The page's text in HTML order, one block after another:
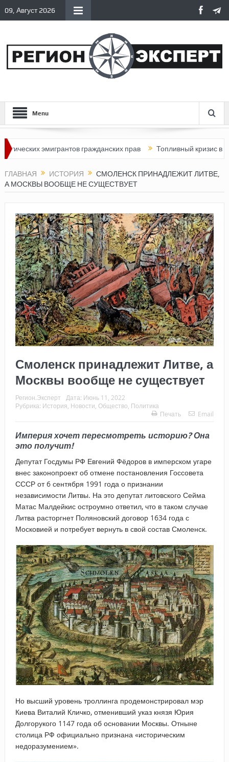
09, Август 2026
Menu
эмигрантов гражданских прав Топливный кризис в России
ГЛАВНАЯ ИСТОРИЯ
СМОЛЕНСК ПРИНАДЛЕЖИТ ЛИТВЕ,
А МОСКВЫ ВООБЩЕ НЕ СУЩЕСТВУЕТ
Смоленск принадлежит Литве, а
Москвы вообще не существует
Регион.Эксперт Дата: Июнь 11, 2022
Рубрика: История Новости Общество Политика
Печать
Email
Империя хочет пересмотреть историю? Она
это получит!
Депутат Госдумы РФ Евгений Фёдоров в имперском угаре
внес законопроект об отмене постановления Госсовета
СССР от 6 сентября 1991 года о признании
независимости Литвы. На это депутат литовского Сейма
Матас Малдейкис остроумно ответил, что в таком случае
Литва расторгнет Поляновский договор 1634 года с
Московией и потребует вернуть в свой состав Смоленск.
Но высший уровень троллинга продемонстрировал мэр
Киева Виталий Кличко, отменивший указ князя Юрия
Долгорукого 1147 года об основании Москвы. Отныне
столица РФ официально признана «историческим
недоразумением».